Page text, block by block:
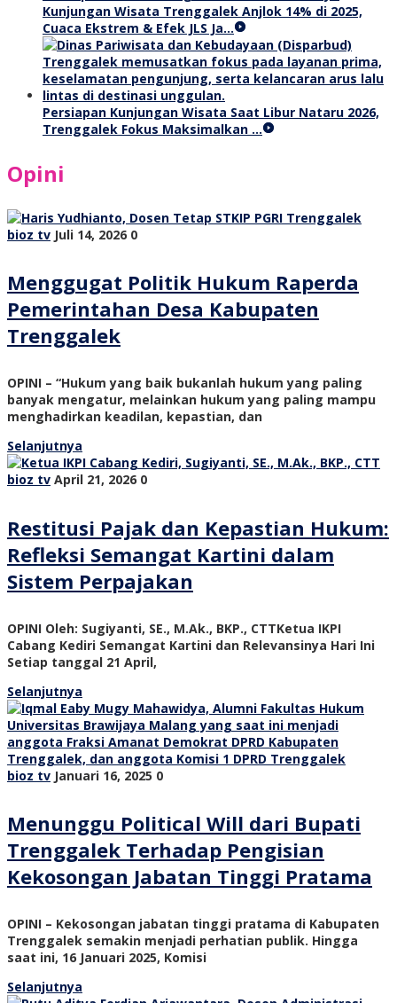
Kunjungan Wisata Trenggalek Anjlok 14% di 2025,
Cuaca Ekstrem & Efek JLS Ja…
Persiapan Kunjungan Wisata Saat Libur Nataru 2026,
Trenggalek Fokus Maksimalkan …
Opini
bioz tv Juli 14, 2026 0
Menggugat Politik Hukum Raperda
Pemerintahan Desa Kabupaten
Trenggalek
OPINI – “Hukum yang baik bukanlah hukum yang paling
banyak mengatur, melainkan hukum yang paling mampu
menghadirkan keadilan, kepastian, dan
Selanjutnya
bioz tv April 21, 2026 0
Restitusi Pajak dan Kepastian Hukum:
Refleksi Semangat Kartini dalam
Sistem Perpajakan
OPINI Oleh: Sugiyanti, SE., M.Ak., BKP., CTTKetua IKPI
Cabang Kediri Semangat Kartini dan Relevansinya Hari Ini
Setiap tanggal 21 April,
Selanjutnya
bioz tv Januari 16, 2025 0
Menunggu Political Will dari Bupati
Trenggalek Terhadap Pengisian
Kekosongan Jabatan Tinggi Pratama
OPINI – Kekosongan jabatan tinggi pratama di Kabupaten
Trenggalek semakin menjadi perhatian publik. Hingga
saat ini, 16 Januari 2025, Komisi
Selanjutnya